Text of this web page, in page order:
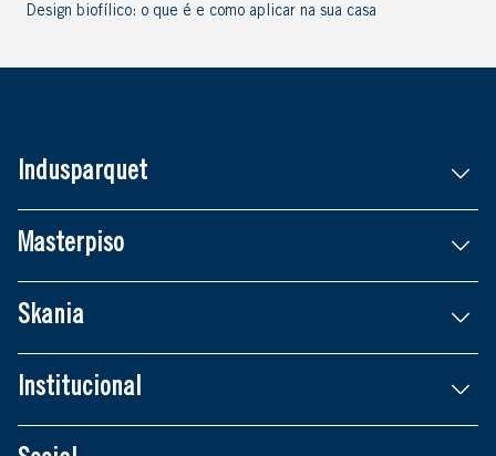
Design biofílico: o que é e como aplicar na sua casa
Indusparquet
Masterpiso
Skania
Institucional